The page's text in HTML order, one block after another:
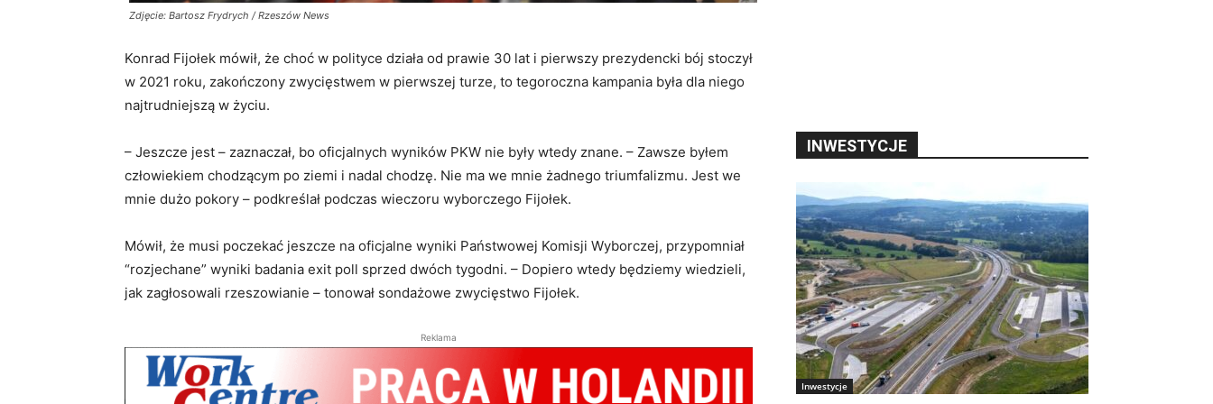
Zdjęcie: Bartosz Frydrych / Rzeszów News
Konrad Fijołek mówił, że choć w polityce działa od prawie 30 lat i pierwszy prezydencki bój stoczył
w 2021 roku, zakończony zwycięstwem w pierwszej turze, to tegoroczna kampania była dla niego
najtrudniejszą w życiu.
– Jeszcze jest – zaznaczał, bo oficjalnych wyników PKW nie były wtedy znane. – Zawsze byłem
człowiekiem chodzącym po ziemi i nadal chodzę. Nie ma we mnie żadnego triumfalizmu. Jest we
mnie dużo pokory – podkreślał podczas wieczoru wyborczego Fijołek.
Mówił, że musi poczekać jeszcze na oficjalne wyniki Państwowej Komisji Wyborczej, przypomniał
“rozjechane” wyniki badania exit poll sprzed dwóch tygodni. – Dopiero wtedy będziemy wiedzieli,
jak zagłosowali rzeszowianie – tonował sondażowe zwycięstwo Fijołek.
Reklama
INWESTYCJE
Inwestycje